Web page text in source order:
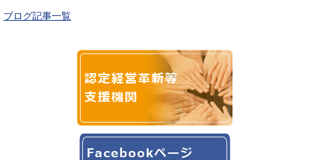
ブログ記事一覧